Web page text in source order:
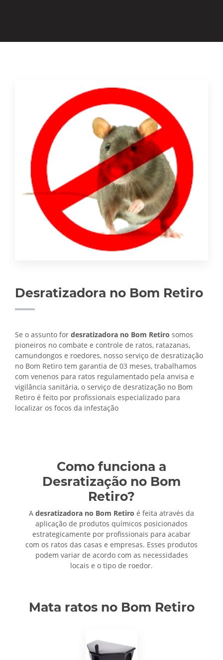
Desratizadora no Bom Retiro
Se o assunto for desratizadora no Bom Retiro somos
pioneiros no combate e controle de ratos, ratazanas,
camundongos e roedores, nosso serviço de desratização
no Bom Retiro tem garantia de 03 meses, trabalhamos
com venenos para ratos regulamentado pela anvisa e
vigilância sanitária, o serviço de desratização no Bom
Retiro é feito por profissionais especializado para
localizar os focos da infestação
Como funciona a
Desratização no Bom
Retiro?
A desratizadora no Bom Retiro é feita através da
aplicação de produtos químicos posicionados
estrategicamente por profissionais para acabar
com os ratos das casas e empresas. Esses produtos
podem variar de acordo com as necessidades
locais e o tipo de roedor.
Mata ratos no Bom Retiro